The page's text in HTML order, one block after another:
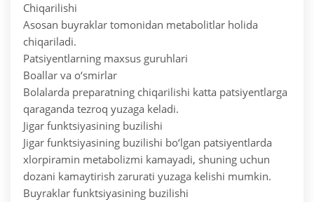
Chiqarilishi
Asosan buyraklar tomonidan metabolitlar holida
chiqariladi.
Patsiyentlarning maxsus guruhlari
Boallar va o‘smirlar
Bolalarda preparatning chiqarilishi katta patsiyentlarga
qaraganda tezroq yuzaga keladi.
Jigar funktsiyasining buzilishi
Jigar funktsiyasining buzilishi bo‘lgan patsiyentlarda
xlorpiramin metabolizmi kamayadi, shuning uchun
dozani kamaytirish zarurati yuzaga kelishi mumkin.
Buyraklar funktsiyasining buzilishi